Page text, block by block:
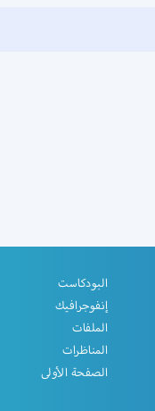
البودكاست
إنفوجرافيك
الملفات
المناظرات
الصفحة الأولى